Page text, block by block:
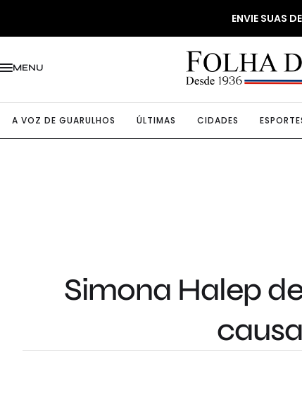
ENVIE SUAS
MENU
A VOZ DE GUARULHOS ÚLTIMAS CIDADES
Simona Halep